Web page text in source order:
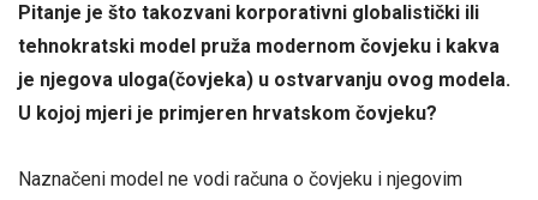
Pitanje je što takozvani korporativni globalistički ili
tehnokratski model pruža modernom čovjeku i kakva
je njegova uloga(čovjeka) u ostvarvanju ovog modela.
U kojoj mjeri je primjeren hrvatskom čovjeku?
Naznačeni model ne vodi računa o čovjeku i njegovim